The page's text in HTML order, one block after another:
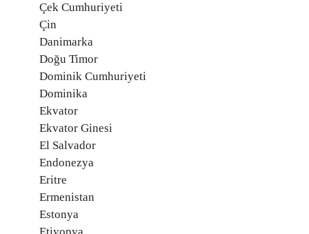
Çek Cumhuriyeti
Çin
Danimarka
Doğu Timor
Dominik Cumhuriyeti
Dominika
Ekvator
Ekvator Ginesi
El Salvador
Endonezya
Eritre
Ermenistan
Estonya